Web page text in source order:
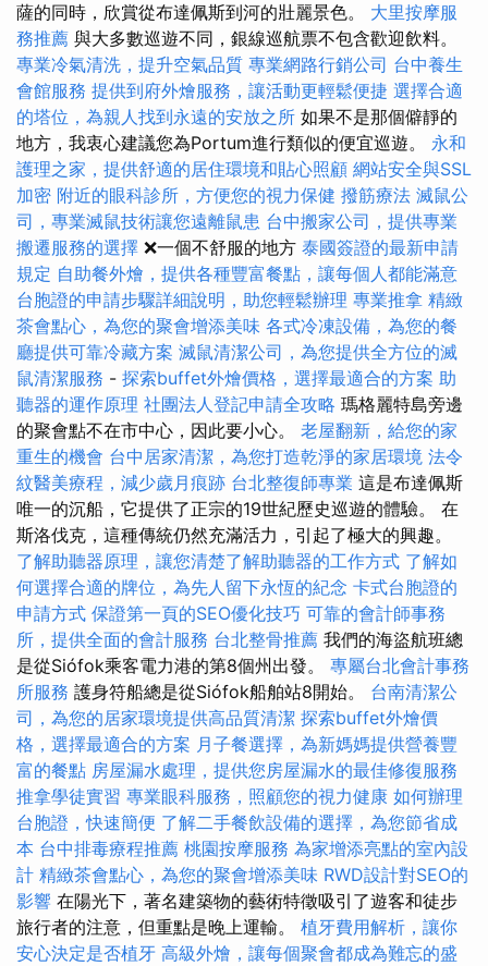
薩的同時，欣賞從布達佩斯到河的壯麗景色。 大里按摩服
務推薦 與大多數巡遊不同，銀線巡航票不包含歡迎飲料。
專業冷氣清洗，提升空氣品質 專業網路行銷公司 台中養生
會館服務 提供到府外燴服務，讓活動更輕鬆便捷 選擇合適
的塔位，為親人找到永遠的安放之所 如果不是那個僻靜的
地方，我衷心建議您為Portum進行類似的便宜巡遊。 永和
護理之家，提供舒適的居住環境和貼心照顧 網站安全與SSL
加密 附近的眼科診所，方便您的視力保健 撥筋療法 滅鼠公
司，專業滅鼠技術讓您遠離鼠患 台中搬家公司，提供專業
搬遷服務的選擇 ❌一個不舒服的地方 泰國簽證的最新申請
規定 自助餐外燴，提供各種豐富餐點，讓每個人都能滿意
台胞證的申請步驟詳細說明，助您輕鬆辦理 專業推拿 精緻
茶會點心，為您的聚會增添美味 各式冷凍設備，為您的餐
廳提供可靠冷藏方案 滅鼠清潔公司，為您提供全方位的滅
鼠清潔服務 - 探索buffet外燴價格，選擇最適合的方案 助
聽器的運作原理 社團法人登記申請全攻略 瑪格麗特島旁邊
的聚會點不在市中心，因此要小心。 老屋翻新，給您的家
重生的機會 台中居家清潔，為您打造乾淨的家居環境 法令
紋醫美療程，減少歲月痕跡 台北整復師專業 這是布達佩斯
唯一的沉船，它提供了正宗的19世紀歷史巡遊的體驗。 在
斯洛伐克，這種傳統仍然充滿活力，引起了極大的興趣。
了解助聽器原理，讓您清楚了解助聽器的工作方式 了解如
何選擇合適的牌位，為先人留下永恆的紀念 卡式台胞證的
申請方式 保證第一頁的SEO優化技巧 可靠的會計師事務
所，提供全面的會計服務 台北整骨推薦 我們的海盜航班總
是從Siófok乘客電力港的第8個州出發。 專屬台北會計事務
所服務 護身符船總是從Siófok船舶站8開始。 台南清潔公
司，為您的居家環境提供高品質清潔 探索buffet外燴價
格，選擇最適合的方案 月子餐選擇，為新媽媽提供營養豐
富的餐點 房屋漏水處理，提供您房屋漏水的最佳修復服務
推拿學徒實習 專業眼科服務，照顧您的視力健康 如何辦理
台胞證，快速簡便 了解二手餐飲設備的選擇，為您節省成
本 台中排毒療程推薦 桃園按摩服務 為家增添亮點的室內設
計 精緻茶會點心，為您的聚會增添美味 RWD設計對SEO的
影響 在陽光下，著名建築物的藝術特徵吸引了遊客和徒步
旅行者的注意，但重點是晚上運輸。 植牙費用解析，讓你
安心決定是否植牙 高級外燴，讓每個聚會都成為難忘的盛